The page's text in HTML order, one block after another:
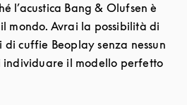
l’acustica Bang & Olufsen è
mondo. Avrai la possibilità di
cuffie Beoplay senza nessun
individuare il modello perfetto